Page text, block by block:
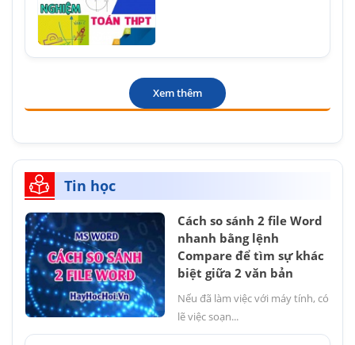
Xem thêm
Tin học
Cách so sánh 2 file Word
nhanh bằng lệnh
Compare để tìm sự khác
biệt giữa 2 văn bản
Nếu đã làm việc với máy tính, có
lẽ việc soạn...